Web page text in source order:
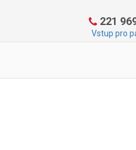
221
Vstup pro